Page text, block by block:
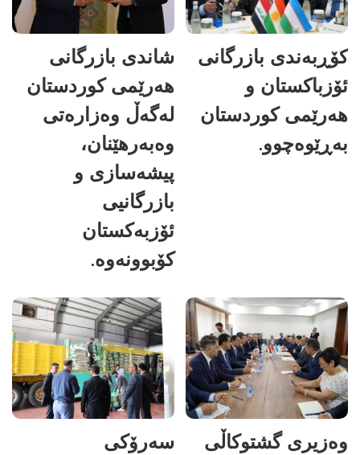
کۆڕبەندی بازرگانی
ئۆزباکستان و
هەرێمی کوردستان
بەڕێوەچوو.
شاندی بازرگانی
هەرێمی کوردستان
لەگەڵ وەزارەتی
وەبەرهێنان،
پیشەسازی و
بازرگانیی
ئۆزبەکستان
کۆبوونەوە.
وەزیری گشتوکاڵی
سەرۆکی